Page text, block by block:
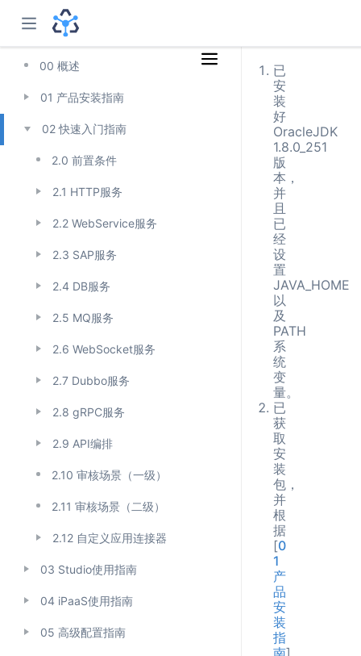
00 概述
01 产品安装指南
02 快速入门指南
2.0 前置条件
2.1 HTTP服务
2.2 WebService服务
2.3 SAP服务
2.4 DB服务
2.5 MQ服务
2.6 WebSocket服务
2.7 Dubbo服务
2.8 gRPC服务
2.9 API编排
2.10 审核场景（一级）
2.11 审核场景（二级）
2.12 自定义应用连接器
03 Studio使用指南
04 iPaaS使用指南
05 高级配置指南
已
安
装
好
OracleJDK
1.8.0_251
版
本，
并
且
已
经
设
置
JAVA_HOME
以
及
PATH
系
统
变
量。
已
获
取
安
装
包，
并
根
据
[0
1
产
品
安
装
指
南]